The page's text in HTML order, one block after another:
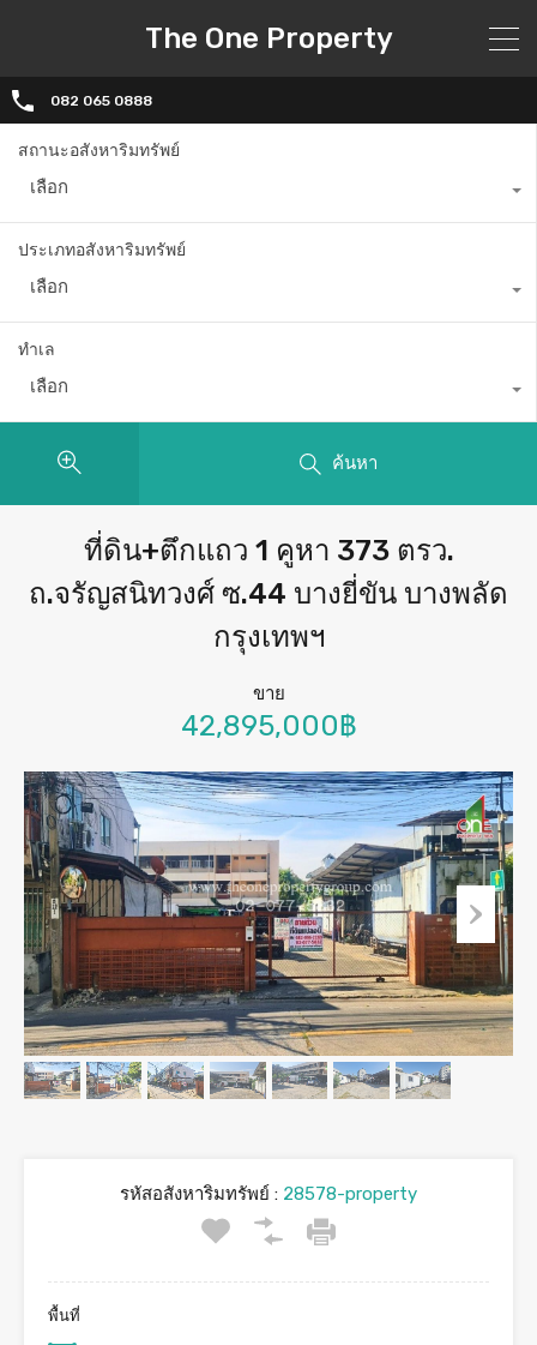
The One Property
082 065 0888
สถานะอสังหาริมทรัพย์
เลือก
ประเภทอสังหาริมทรัพย์
เลือก
ทำเล
เลือก
ค้นหา
ที่ดิน+ตึกแถว 1 คูหา 373 ตรว.
ถ.จรัญสนิทวงศ์ ซ.44 บางยี่ขัน บางพลัด
กรุงเทพฯ
ขาย
42,895,000฿
รหัสอสังหาริมทรัพย์ : 28578-property
พื้นที่